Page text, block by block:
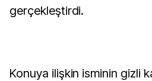
gerçekleştirdi.
Konuya ilişkin isminin gizli